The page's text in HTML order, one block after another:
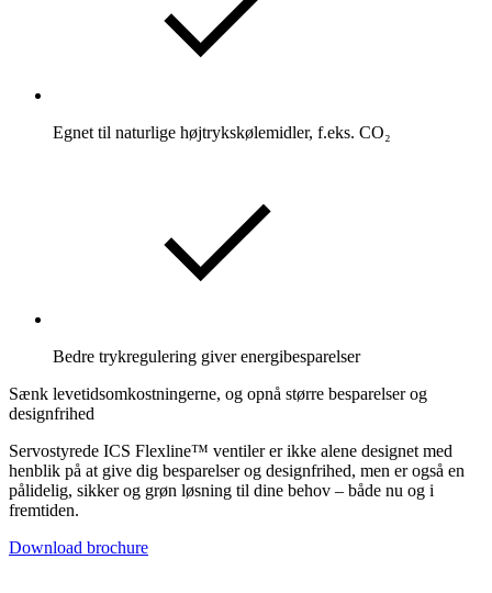
Egnet til naturlige højtrykskølemidler, f.eks. CO₂
Bedre trykregulering giver energibesparelser
Sænk levetidsomkostningerne, og opnå større besparelser og
designfrihed
Servostyrede ICS Flexline™ ventiler er ikke alene designet med
henblik på at give dig besparelser og designfrihed, men er også en
pålidelig, sikker og grøn løsning til dine behov – både nu og i
fremtiden.
Download brochure